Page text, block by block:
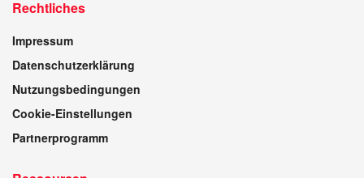
Rechtliches
Impressum
Datenschutzerklärung
Nutzungsbedingungen
Cookie-Einstellungen
Partnerprogramm